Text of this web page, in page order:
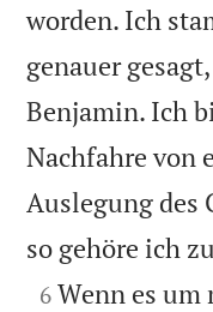
worden. Ich
genauer
Benjamin. Ich
Nachfahre von
Auslegung des
so gehöre ich

6 Wenn es um